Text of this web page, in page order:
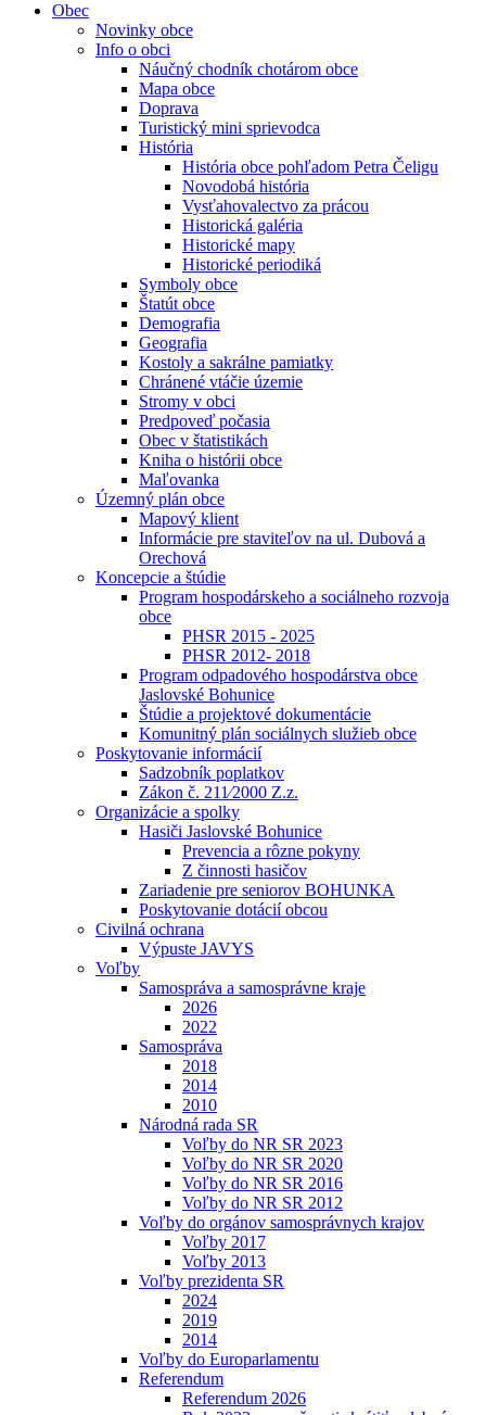
Obec
Novinky obce
Info o obci
Náučný chodník chotárom obce
Mapa obce
Doprava
Turistický mini sprievodca
História
História obce pohľadom Petra Čeligu
Novodobá história
Vysťahovalectvo za prácou
Historická galéria
Historické mapy
Historické periodiká
Symboly obce
Štatút obce
Demografia
Geografia
Kostoly a sakrálne pamiatky
Chránené vtáčie územie
Stromy v obci
Predpoveď počasia
Obec v štatistikách
Kniha o histórii obce
Maľovanka
Územný plán obce
Mapový klient
Informácie pre staviteľov na ul. Dubová a
Orechová
Koncepcie a štúdie
Program hospodárskeho a sociálneho rozvoja
obce
PHSR 2015 - 2025
PHSR 2012- 2018
Program odpadového hospodárstva obce
Jaslovské Bohunice
Štúdie a projektové dokumentácie
Komunitný plán sociálnych služieb obce
Poskytovanie informácií
Sadzobník poplatkov
Zákon č. 211⁄2000 Z.z.
Organizácie a spolky
Hasiči Jaslovské Bohunice
Prevencia a rôzne pokyny
Z činnosti hasičov
Zariadenie pre seniorov BOHUNKA
Poskytovanie dotácií obcou
Civilná ochrana
Výpuste JAVYS
Voľby
Samospráva a samosprávne kraje
2026
2022
Samospráva
2018
2014
2010
Národná rada SR
Voľby do NR SR 2023
Voľby do NR SR 2020
Voľby do NR SR 2016
Voľby do NR SR 2012
Voľby do orgánov samosprávnych krajov
Voľby 2017
Voľby 2013
Voľby prezidenta SR
2024
2019
2014
Voľby do Europarlamentu
Referendum
Referendum 2026